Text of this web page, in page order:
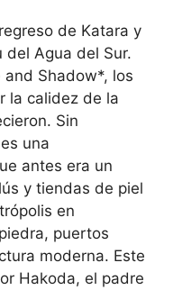
de Katara y
del Agua del Sur.
Shadow*, los
la calidez de la
Sin
una
antes era un
y tiendas de piel
en
puertos
moderna. Este
Hakoda, el padre